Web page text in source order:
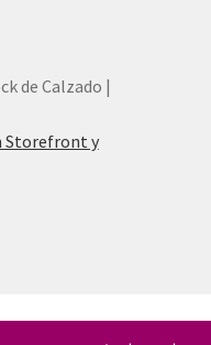
de Calzado |
Storefront y